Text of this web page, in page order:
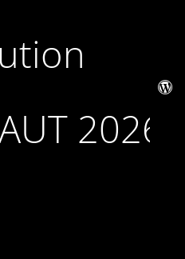
2026